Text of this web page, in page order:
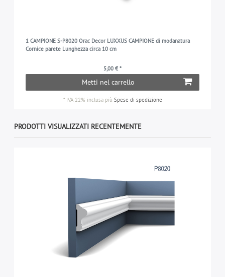
1 CAMPIONE S-P8020 Orac Decor LUXXUS CAMPIONE di modanatura
Cornice parete Lunghezza circa 10 cm
5,00 € *
Metti nel carrello
* IVA 22% inclusapiù Spese di spedizione
PRODOTTI VISUALIZZATI RECENTEMENTE